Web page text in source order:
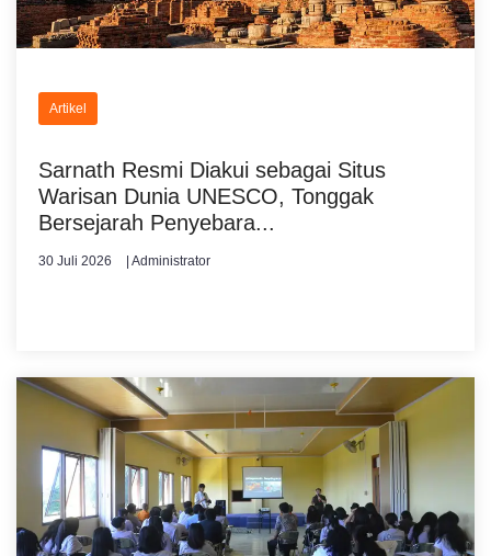
Artikel
Sarnath Resmi Diakui sebagai Situs
Warisan Dunia UNESCO, Tonggak
Bersejarah Penyebara...
30 Juli 2026 | Administrator